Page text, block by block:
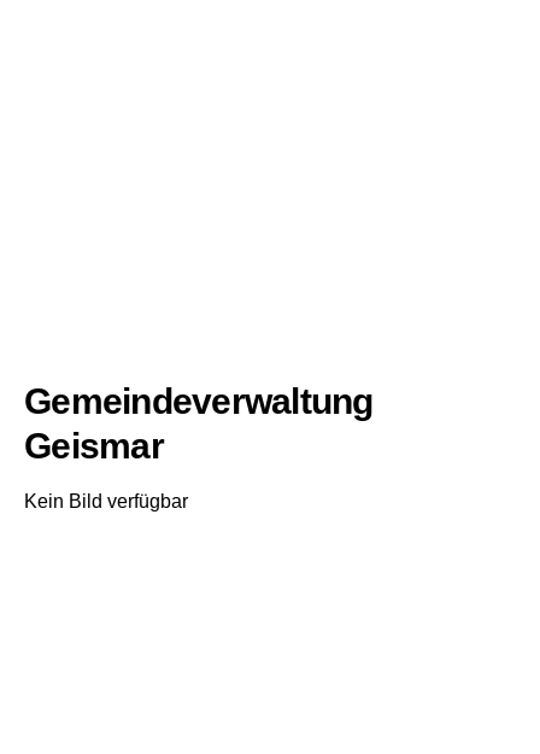
Gemeindeverwaltung
Geismar
Kein Bild verfügbar